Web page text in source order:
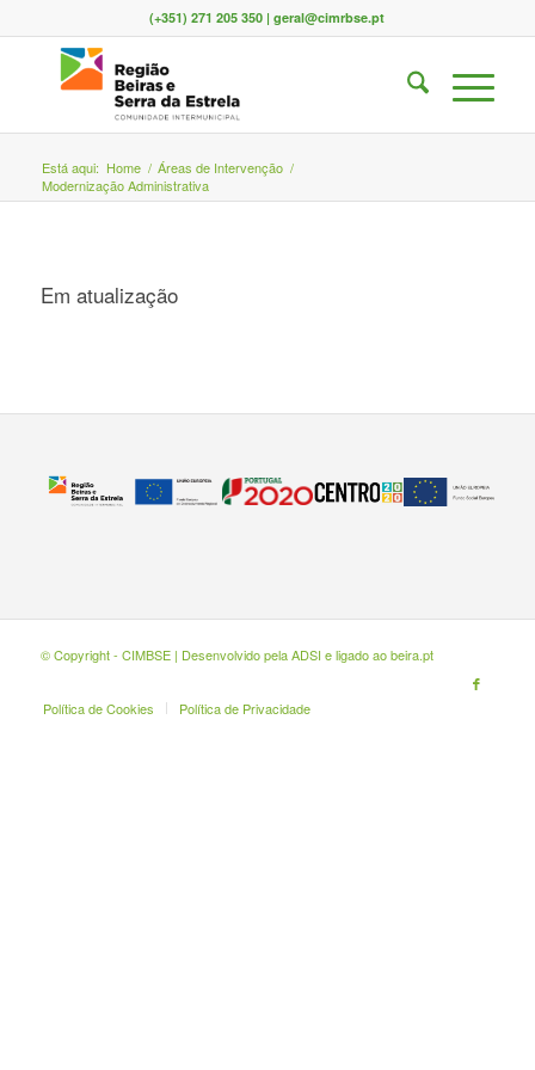
(+351) 271 205 350 | geral@cimrbse.pt
Está aqui: Home / Áreas de Intervenção /
Modernização Administrativa
Em atualização
© Copyright - CIMBSE | Desenvolvido pelaADSI e ligado aobeira.pt
Política de Cookies Política de Privacidade